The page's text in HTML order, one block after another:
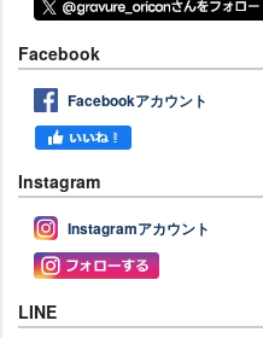
Facebook
Facebookアカウント
Instagram
Instagramアカウント
LINE